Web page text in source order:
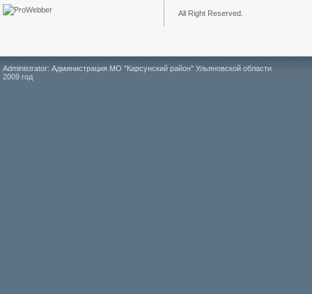
All Right Reserved.
Administrator: Администрация МО "Карсунский район" Ульяновской области
2009 год